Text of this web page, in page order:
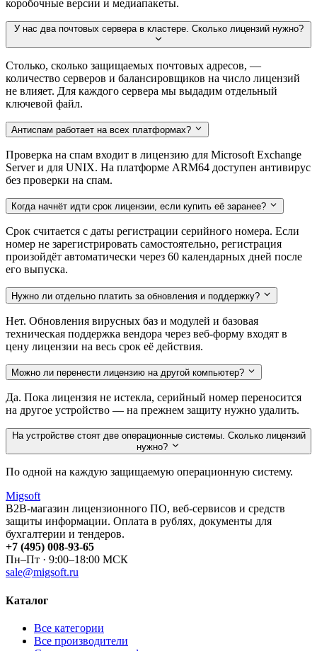
коробочные версии и медиапакеты.
У нас два почтовых сервера в кластере. Сколько лицензий нужно?
Столько, сколько защищаемых почтовых адресов, —
количество серверов и балансировщиков на число лицензий
не влияет. Для каждого сервера мы выдадим отдельный
ключевой файл.
Антиспам работает на всех платформах?
Проверка на спам входит в лицензию для Microsoft Exchange
Server и для UNIX. На платформе ARM64 доступен антивирус
без проверки на спам.
Когда начнёт идти срок лицензии, если купить её заранее?
Срок считается с даты регистрации серийного номера. Если
номер не зарегистрировать самостоятельно, регистрация
произойдёт автоматически через 60 календарных дней после
его выпуска.
Нужно ли отдельно платить за обновления и поддержку?
Нет. Обновления вирусных баз и модулей и базовая
техническая поддержка вендора через веб-форму входят в
цену лицензии на весь срок её действия.
Можно ли перенести лицензию на другой компьютер?
Да. Пока лицензия не истекла, серийный номер переносится
на другое устройство — на прежнем защиту нужно удалить.
На устройстве стоят две операционные системы. Сколько лицензий
нужно?
По одной на каждую защищаемую операционную систему.
Migsoft
B2B-магазин лицензионного ПО, веб-сервисов и средств
защиты информации. Оплата в рублях, документы для
бухгалтерии и тендеров.
+7 (495) 008-93-65
Пн–Пт · 9:00–18:00 МСК
sale@migsoft.ru
Каталог
Все категории
Все производители